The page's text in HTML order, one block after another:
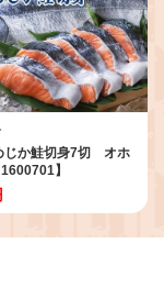
じか鮭切身7切 オホ
】